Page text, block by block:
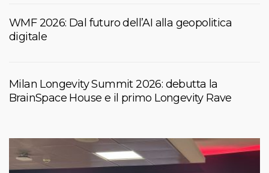
WMF 2026: Dal futuro dell’AI alla geopolitica
digitale
Milan Longevity Summit 2026: debutta la
BrainSpace House e il primo Longevity Rave